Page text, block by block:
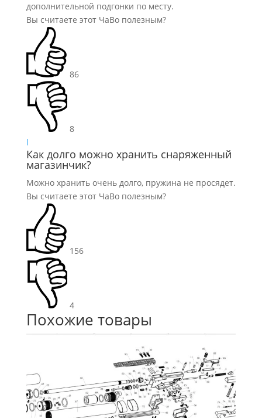
дополнительной подгонки по месту.
Вы считаете этот ЧаВо полезным?
86
8
l
Как долго можно хранить снаряженный
магазинчик?
Можно хранить очень долго, пружина не просядет.
Вы считаете этот ЧаВо полезным?
156
4
Похожие товары